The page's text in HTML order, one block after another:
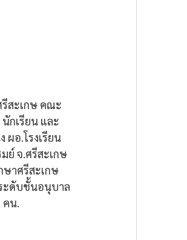
รีสะเกษ คณะ
กเรียน และ
ผอ.โรงเรียน
ย์ จ.ศรีสะเกษ
ษาศรีสะเกษ
ะดับชั้นอนุบาล
น.